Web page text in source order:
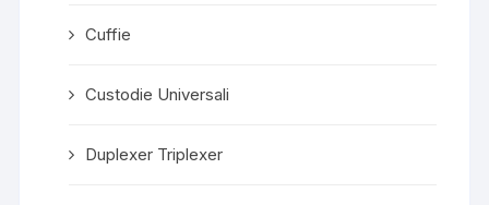
Cuffie
Custodie Universali
Duplexer Triplexer